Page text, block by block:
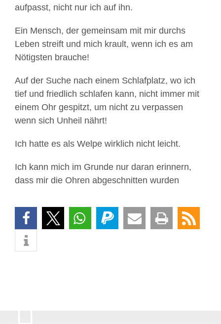
aufpasst, nicht nur ich auf ihn.
Ein Mensch, der gemeinsam mit mir durchs
Leben streift und mich krault, wenn ich es am
Nötigsten brauche!
Auf der Suche nach einem Schlafplatz, wo ich
tief und friedlich schlafen kann, nicht immer mit
einem Ohr gespitzt, um nicht zu verpassen
wenn sich Unheil nährt!
Ich hatte es als Welpe wirklich nicht leicht.
Ich kann mich im Grunde nur daran erinnern,
dass mir die Ohren abgeschnitten wurden